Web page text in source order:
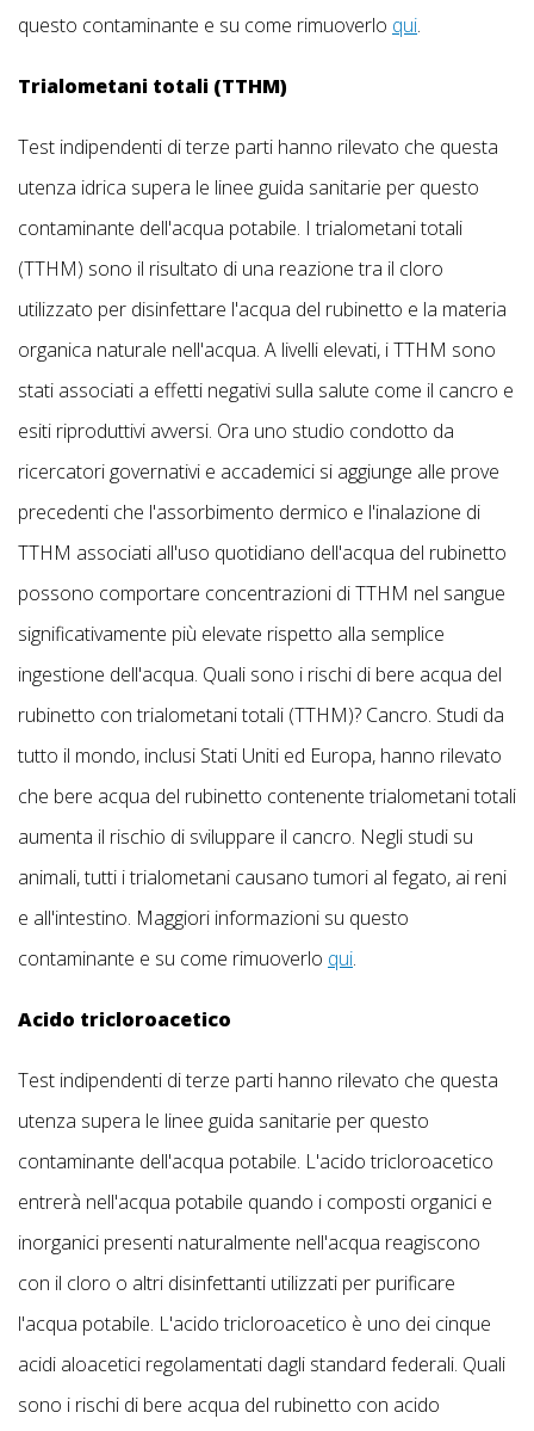
questo contaminante e su come rimuoverlo qui.
Trialometani totali (TTHM)
Test indipendenti di terze parti hanno rilevato che questa
utenza idrica supera le linee guida sanitarie per questo
contaminante dell'acqua potabile. I trialometani totali
(TTHM) sono il risultato di una reazione tra il cloro
utilizzato per disinfettare l'acqua del rubinetto e la materia
organica naturale nell'acqua. A livelli elevati, i TTHM sono
stati associati a effetti negativi sulla salute come il cancro e
esiti riproduttivi avversi. Ora uno studio condotto da
ricercatori governativi e accademici si aggiunge alle prove
precedenti che l'assorbimento dermico e l'inalazione di
TTHM associati all'uso quotidiano dell'acqua del rubinetto
possono comportare concentrazioni di TTHM nel sangue
significativamente più elevate rispetto alla semplice
ingestione dell'acqua. Quali sono i rischi di bere acqua del
rubinetto con trialometani totali (TTHM)? Cancro. Studi da
tutto il mondo, inclusi Stati Uniti ed Europa, hanno rilevato
che bere acqua del rubinetto contenente trialometani totali
aumenta il rischio di sviluppare il cancro. Negli studi su
animali, tutti i trialometani causano tumori al fegato, ai reni
e all'intestino. Maggiori informazioni su questo
contaminante e su come rimuoverlo qui.
Acido tricloroacetico
Test indipendenti di terze parti hanno rilevato che questa
utenza supera le linee guida sanitarie per questo
contaminante dell'acqua potabile. L'acido tricloroacetico
entrerà nell'acqua potabile quando i composti organici e
inorganici presenti naturalmente nell'acqua reagiscono
con il cloro o altri disinfettanti utilizzati per purificare
l'acqua potabile. L'acido tricloroacetico è uno dei cinque
acidi aloacetici regolamentati dagli standard federali. Quali
sono i rischi di bere acqua del rubinetto con acido